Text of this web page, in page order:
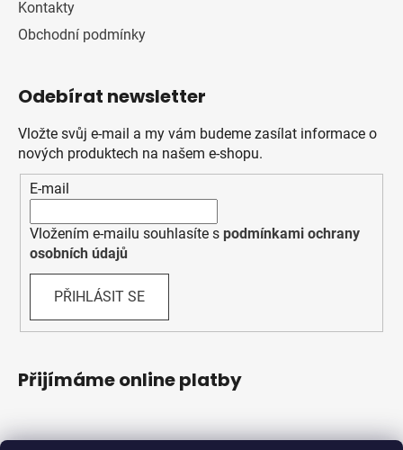
Kontakty
Obchodní podmínky
Odebírat newsletter
Vložte svůj e-mail a my vám budeme zasílat informace o
nových produktech na našem e-shopu.
E-mail
Vložením e-mailu souhlasíte s podmínkami ochrany
osobních údajů
PŘIHLÁSIT SE
Přijímáme online platby